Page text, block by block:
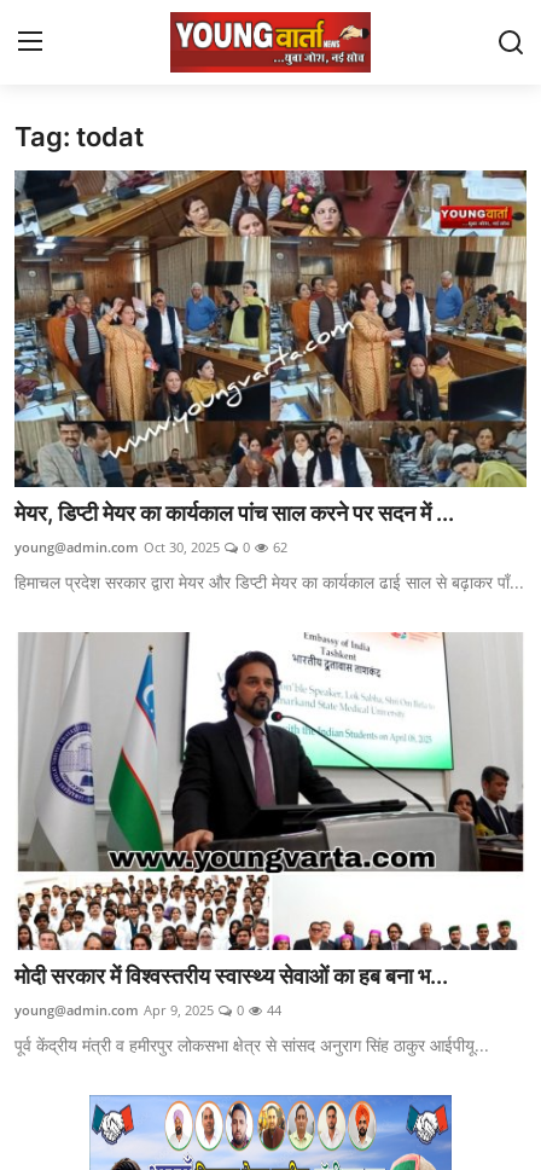
Login
Home
Yuva Josh
National
Contact
Chandigarh
Political
J $ K
Himachal Pradesh
Uttra Khand
Staff Details
Sports
Gallery
punjab
Utter Pradesh
Tag: todat
मेयर, डिप्टी मेयर का कार्यकाल पांच साल करने पर सदन में ...
young@admin.com Oct 30, 2025 0 62
हिमाचल प्रदेश सरकार द्वारा मेयर और डिप्टी मेयर का कार्यकाल ढाई साल से बढ़ाकर पाँ...
मोदी सरकार में विश्वस्तरीय स्वास्थ्य सेवाओं का हब बना भ...
young@admin.com Apr 9, 2025 0 44
पूर्व केंद्रीय मंत्री व हमीरपुर लोकसभा क्षेत्र से सांसद अनुराग सिंह ठाकुर आईपीयू...